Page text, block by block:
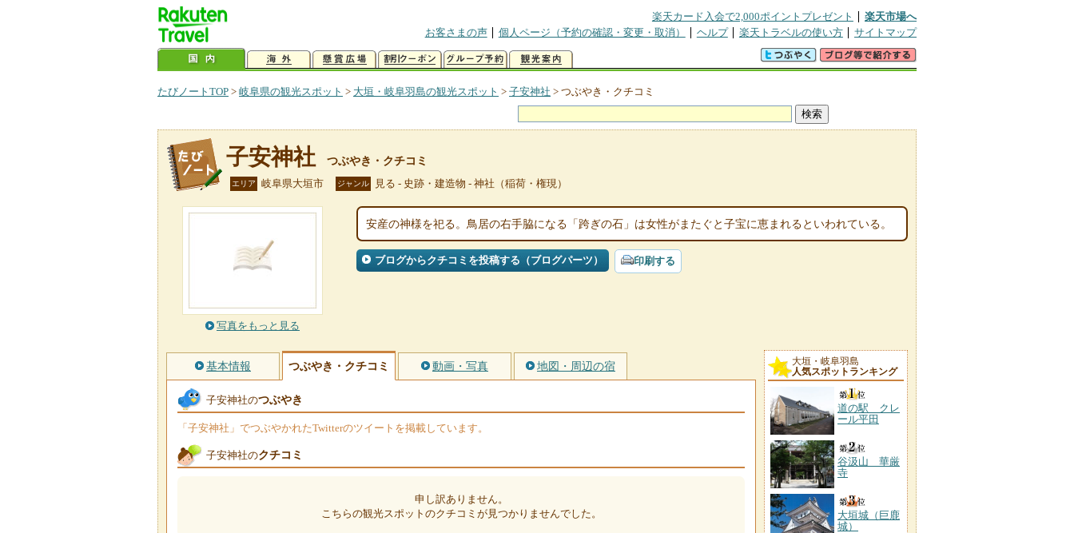
楽天カード入会で2,000ポイントプレゼント
楽天市場へ
お客さまの声
個人ページ（予約の確認・変更・取消） ヘルプ 楽天トラベルの使い方 サイトマップ
たびノートTOP > 岐阜県の観光スポット > 大垣・岐阜羽島の観光スポット > 子安神社 > つぶやき・クチコミ
子安神社 つぶやき・クチコミ
エリア 岐阜県大垣市 ジャンル 見る - 史跡・建造物 - 神社（稲荷・権現）
写真をもっと見る
安産の神様を祀る。鳥居の右手脇になる「跨ぎの石」は女性がまたぐと子宝に恵まれるといわれている。
ブログからクチコミを投稿する（ブログパーツ） 印刷する
基本情報 つぶやき・クチコミ 動画・写真 地図・周辺の宿
子安神社のつぶやき
「子安神社」でつぶやかれたTwitterのツイートを掲載しています。
子安神社のクチコミ
申し訳ありません。
こちらの観光スポットのクチコミが見つかりませんでした。
大垣・岐阜羽島
人気スポットランキング
道の駅 クレ
ール平田
谷汲山 華厳
寺
大垣城（巨鹿
城）